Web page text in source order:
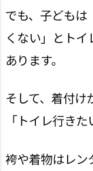
でも、子どもは
くない」とト
あります。
そして、着付け
「トイレ行きた
袴や着物はレン